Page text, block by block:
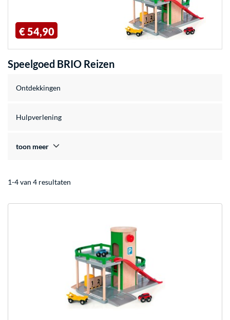
€ 54,90
Speelgoed BRIO Reizen
Ontdekkingen
Hulpverlening
toon meer
1-4 van 4 resultaten